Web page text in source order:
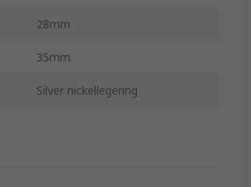
28mm
35mm
Silver nickellegering